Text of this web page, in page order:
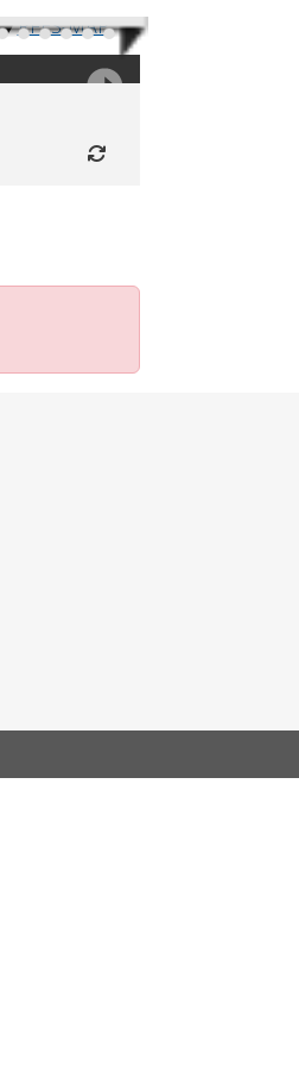
RFES-MAP
重新取得佈景設定